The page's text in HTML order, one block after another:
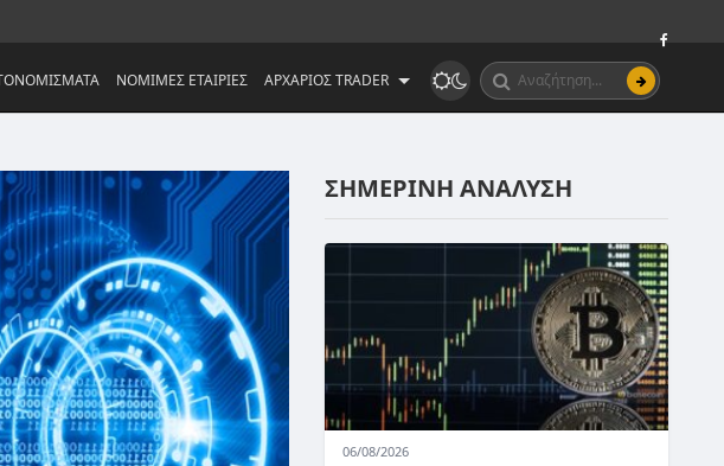
ΝΟΜΙΜΕΣ ΕΤΑΙΡΙΕΣ ΑΡΧΑΡΙΟΣ TRADER
ΣΗΜΕΡΙΝΗ ΑΝΑΛΥΣΗ
06/08/2026